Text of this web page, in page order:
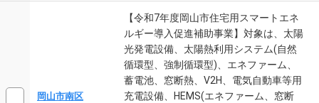
岡山市南区
【令和7年度岡山市住宅用スマートエネ
ルギー導入促進補助事業】対象は、太陽
光発電設備、太陽熱利用システム(自然
循環型、強制循環型)、エネファーム、
蓄電池、窓断熱、V2H、電気自動車等用
充電設備、HEMS(エネファーム、窓断